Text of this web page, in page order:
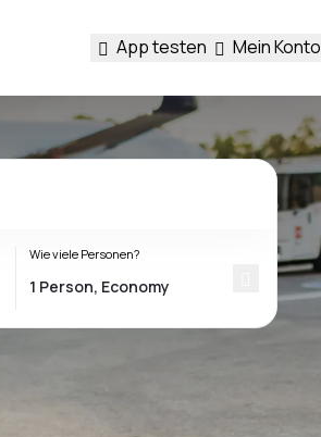
App testen Mein Konto
Wie viele Personen?